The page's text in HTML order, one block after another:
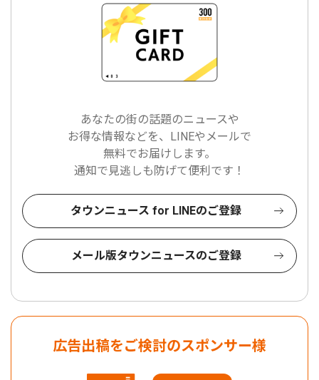
あなたの街の話題のニュースや
お得な情報などを、LINEやメールで
無料でお届けします。
通知で見逃しも防げて便利です！
タウンニュース for LINEのご登録
メール版タウンニュースのご登録
広告出稿をご検討のスポンサー様